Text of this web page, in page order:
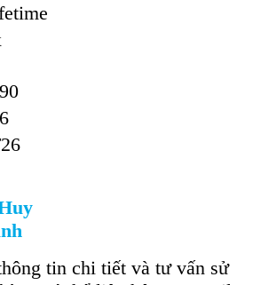
tin chi tiết và tư vấn sử